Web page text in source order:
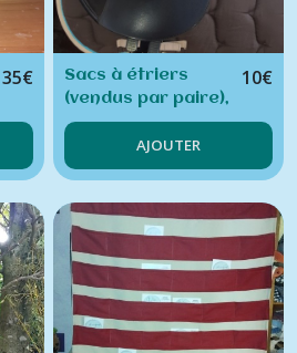
35€
Sacs à étriers
(vendus par paire),
sacs cadeaux
10€
AJOUTER